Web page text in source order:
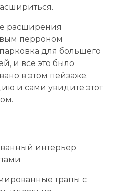
расширения
перроном
для большего
и все это было
в этом пейзаже.
и сами увидите этот
интерьер
трапы с